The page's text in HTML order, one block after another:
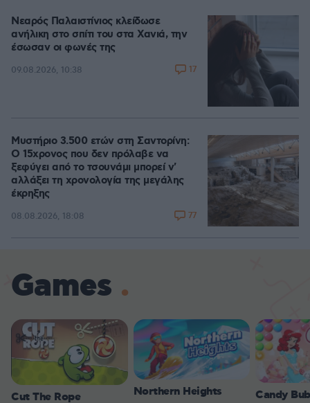
Νεαρός Παλαιστίνιος κλείδωσε
ανήλικη στο σπίτι του στα Χανιά, την
έσωσαν οι φωνές της
09.08.2026, 10:38 17
Μυστήριο 3.500 ετών στη Σαντορίνη:
Ο 15χρονος που δεν πρόλαβε να
ξεφύγει από το τσουνάμι μπορεί ν'
αλλάξει τη χρονολογία της μεγάλης
έκρηξης
08.08.2026, 18:08 77
Games
Cut The Rope Northern Heights Candy